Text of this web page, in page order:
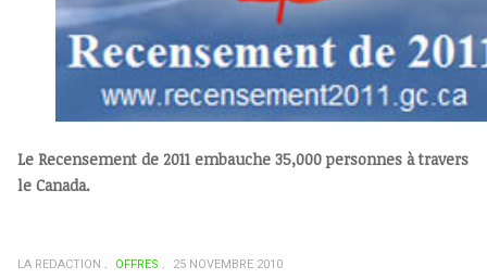
Le Recensement de 2011 embauche 35,000 personnes à travers
le Canada.
LA REDACTION OFFRES 25 NOVEMBRE 2010